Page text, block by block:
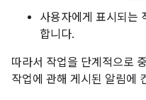
사용자에게 표시되는
합니다.
따라서 작업을 단계적으로
작업에 관해 게시된 알림에